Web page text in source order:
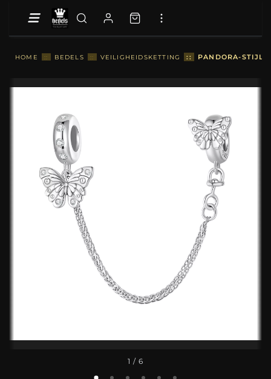
HOME :: BEDELS :: VEILIGHEIDSKETTING :: PANDORA-STIJL
1 / 6